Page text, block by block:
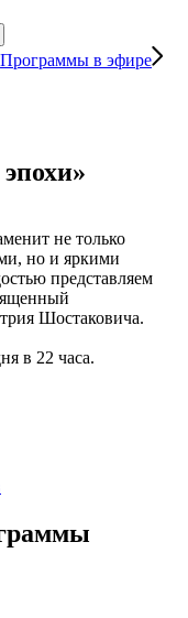
Программы в эфире
не только
но и яркими
представляем
Шостаковича.
в 22 часа.